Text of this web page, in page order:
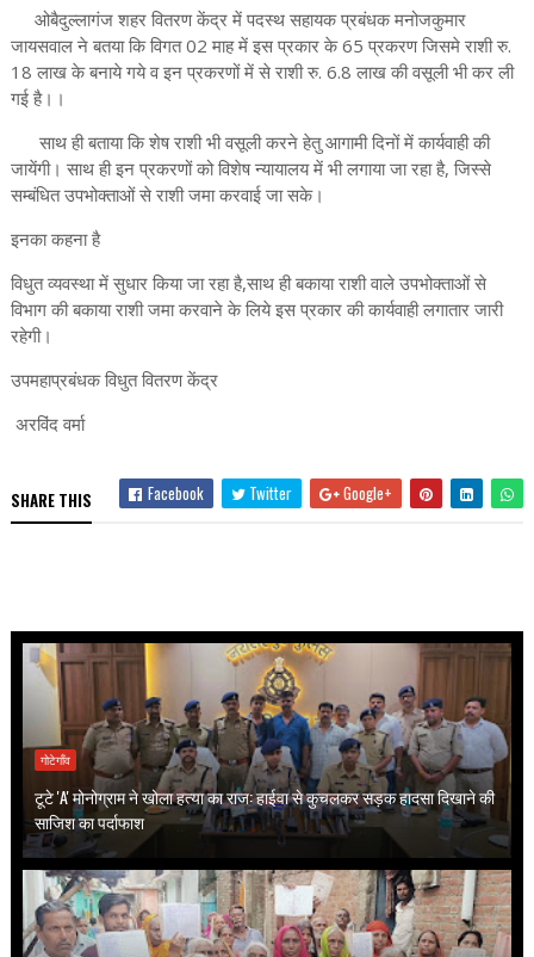
ओबैदुल्लागंज शहर वितरण केंद्र में पदस्थ सहायक प्रबंधक मनोजकुमार
जायसवाल ने बतया कि विगत 02 माह में इस प्रकार के 65 प्रकरण जिसमे राशी रु.
18 लाख के बनाये गये व इन प्रकरणों में से राशी रु. 6.8 लाख की वसूली भी कर ली
गई है।।
साथ ही बताया कि शेष राशी भी वसूली करने हेतु आगामी दिनों में कार्यवाही की
जायेंगी। साथ ही इन प्रकरणों को विशेष न्यायालय में भी लगाया जा रहा है, जिस्से
सम्बंधित उपभोक्ताओं से राशी जमा करवाई जा सके।
इनका कहना है
विधुत व्यवस्था में सुधार किया जा रहा है,साथ ही बकाया राशी वाले उपभोक्ताओं से
विभाग की बकाया राशी जमा करवाने के लिये इस प्रकार की कार्यवाही लगातार जारी
रहेगी।
उपमहाप्रबंधक विधुत वितरण केंद्र
अरविंद वर्मा
SHARE THIS Facebook Twitter Google+
गोटेगाँव
टूटे 'A' मोनोग्राम ने खोला हत्या का राज: हाईवा से कुचलकर सड़क हादसा दिखाने की
साजिश का पर्दाफाश